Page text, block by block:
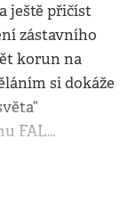
ještě přičíst
zástavního
korun na
si dokáže
FAL…